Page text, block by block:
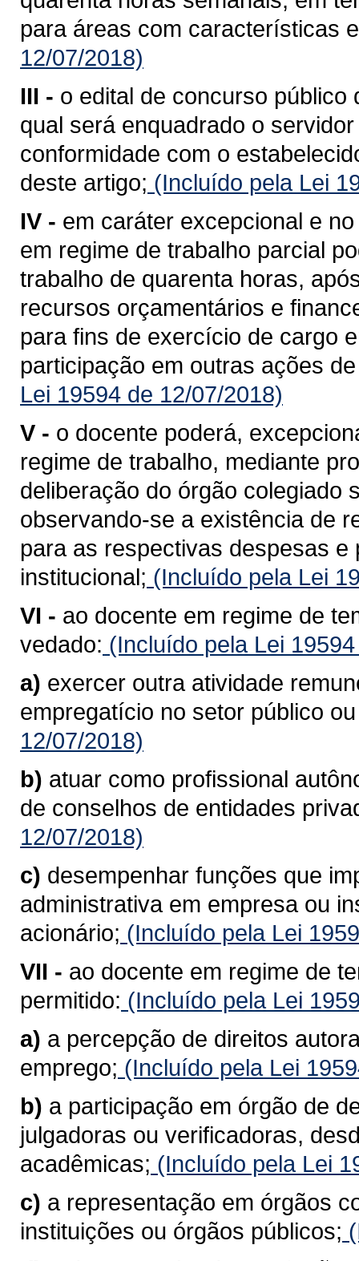
para áreas com características
12/07/2018)
III - o edital de concurso público
qual será enquadrado o
conformidade com o
deste artigo; (Incluído pela Lei
IV - em caráter excepcional e
em regime de trabalho parcial
trabalho de quarenta horas,
recursos orçamentários e
para fins de exercício de cargo
participação em outras ações
Lei 19594 de 12/07/2018)
V - o docente poderá,
regime de trabalho, mediante
deliberação do órgão colegiado
observando-se a existência de
para as respectivas despesas
institucional; (Incluído pela Lei
VI - ao docente em regime de
vedado: (Incluído pela Lei
a) exercer outra atividade
empregatício no setor público
12/07/2018)
b) atuar como profissional
de conselhos de entidades
12/07/2018)
c) desempenhar funções que
administrativa em empresa ou
acionário; (Incluído pela Lei
VII - ao docente em regime de
permitido: (Incluído pela Lei
a) a percepção de direitos
emprego; (Incluído pela Lei
b) a participação em órgão de
julgadoras ou verificadoras,
acadêmicas; (Incluído pela Lei
c) a representação em órgãos
instituições ou órgãos públicos;